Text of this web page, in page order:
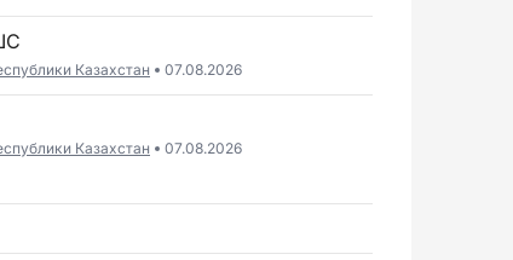
Казахстан 07.08.2026
Казахстан 07.08.2026